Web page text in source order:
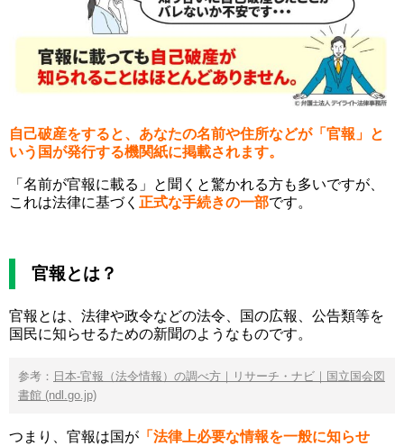
自己破産をすると、あなたの名前や住所などが「官報」と
いう国が発行する機関紙に掲載されます。
「名前が官報に載る」と聞くと驚かれる方も多いですが、
これは法律に基づく 正式な手続きの一部です。
官報とは？
官報とは、法律や政令などの法令、国の広報、公告類等を
国民に知らせるための新聞のようなものです。
参考： 日本-官報（法令情報）の調べ方｜リサーチ・ナビ｜国立国会図
書館 (ndl.go.jp)
つまり、官報は国が 「法律上必要な情報を一般に知らせ